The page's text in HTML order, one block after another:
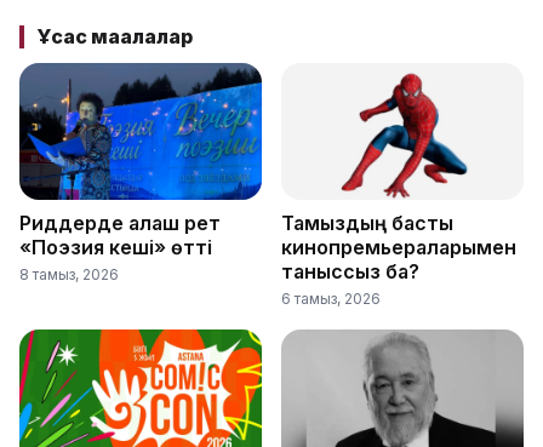
Ұқсас мақалалар
Риддерде алғаш рет
«Поэзия кеші» өтті
8 тамыз, 2026
Тамыздың басты
кинопремьераларымен
таныссыз ба?
6 тамыз, 2026